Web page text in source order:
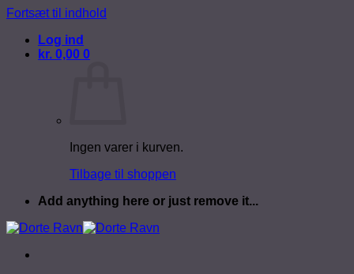
Fortsæt til indhold
Log ind
kr. 0,00 0
Ingen varer i kurven.
Tilbage til shoppen
Add anything here or just remove it...